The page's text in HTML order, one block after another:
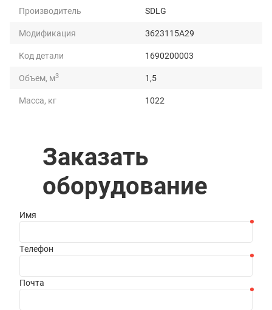
Производитель
SDLG
Модификация
3623115A29
Код детали
1690200003
Объем, м3
1,5
Масса, кг
1022
Длина, мм
Ширина, мм
1219
Высота, мм
1120
Заказать
оборудование
Имя
Телефон
Почта